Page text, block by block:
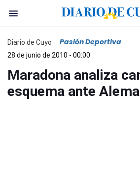
Diario de Cuyo Pasión Deportiva
28 de junio de 2010 - 00:00
Maradona analiza
esquema ante